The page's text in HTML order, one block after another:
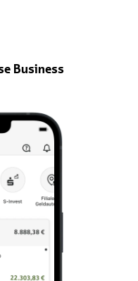
Business